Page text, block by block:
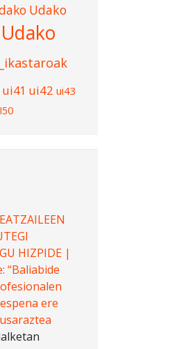
Udako
Udako
ui41 ui42 ui43
HIZPIDE |
“Baliabide
ere